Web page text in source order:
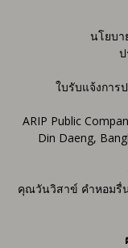
นโยบา
ใบรับแจ้งการ
ARIP Public
Din Daeng,
คุณวันวิสาข์ คำหอมรื่